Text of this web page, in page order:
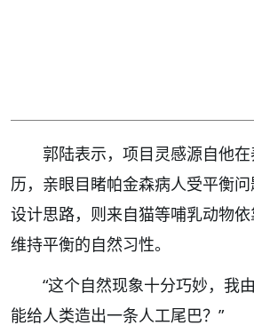
郭陆表示，项目灵感源自他
历，亲眼目睹帕金森病人受平衡
设计思路，则来自猫等哺乳动物依
维持平衡的自然习性。
“这个自然现象十分巧妙，我
能给人类造出一条人工尾巴？”